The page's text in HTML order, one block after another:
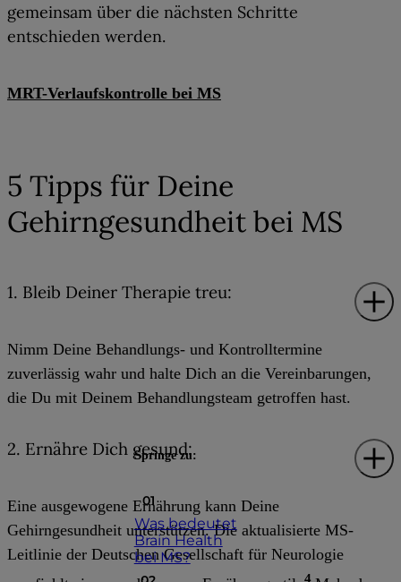
Springe zu:
Was bedeutet
Brain Health
bei MS?
gemeinsam über die nächsten Schritte
entschieden werden.
MRT-Verlaufskontrolle bei MS
5 Tipps für Deine
Gehirngesundheit bei MS
1. Bleib Deiner Therapie treu:
Nimm Deine Behandlungs- und Kontrolltermine
zuverlässig wahr und halte Dich an die Vereinbarungen,
die Du mit Deinem Behandlungsteam getroffen hast.
2. Ernähre Dich gesund:
Eine ausgewogene Ernährung kann Deine
Gehirngesundheit unterstützen. Die aktualisierte MS-
Leitlinie der Deutschen Gesellschaft für Neurologie
4